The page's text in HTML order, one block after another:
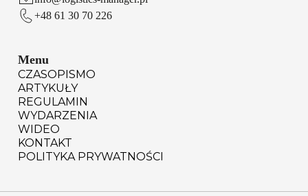
+48 61 30 70 226
Menu
CZASOPISMO
ARTYKUŁY
REGULAMIN
WYDARZENIA
WIDEO
KONTAKT
POLITYKA PRYWATNOŚCI